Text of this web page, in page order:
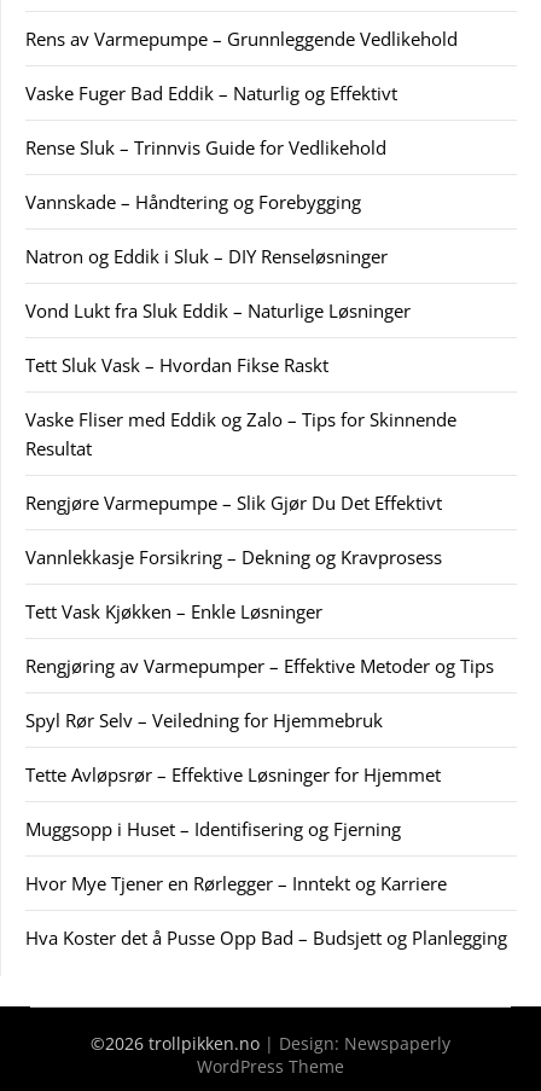
Rens av Varmepumpe – Grunnleggende Vedlikehold
Vaske Fuger Bad Eddik – Naturlig og Effektivt
Rense Sluk – Trinnvis Guide for Vedlikehold
Vannskade – Håndtering og Forebygging
Natron og Eddik i Sluk – DIY Renseløsninger
Vond Lukt fra Sluk Eddik – Naturlige Løsninger
Tett Sluk Vask – Hvordan Fikse Raskt
Vaske Fliser med Eddik og Zalo – Tips for Skinnende
Resultat
Rengjøre Varmepumpe – Slik Gjør Du Det Effektivt
Vannlekkasje Forsikring – Dekning og Kravprosess
Tett Vask Kjøkken – Enkle Løsninger
Rengjøring av Varmepumper – Effektive Metoder og Tips
Spyl Rør Selv – Veiledning for Hjemmebruk
Tette Avløpsrør – Effektive Løsninger for Hjemmet
Muggsopp i Huset – Identifisering og Fjerning
Hvor Mye Tjener en Rørlegger – Inntekt og Karriere
Hva Koster det å Pusse Opp Bad – Budsjett og Planlegging
©2026 trollpikken.no | Design: Newspaperly
WordPress Theme